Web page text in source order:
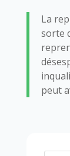
La
sorte
peut